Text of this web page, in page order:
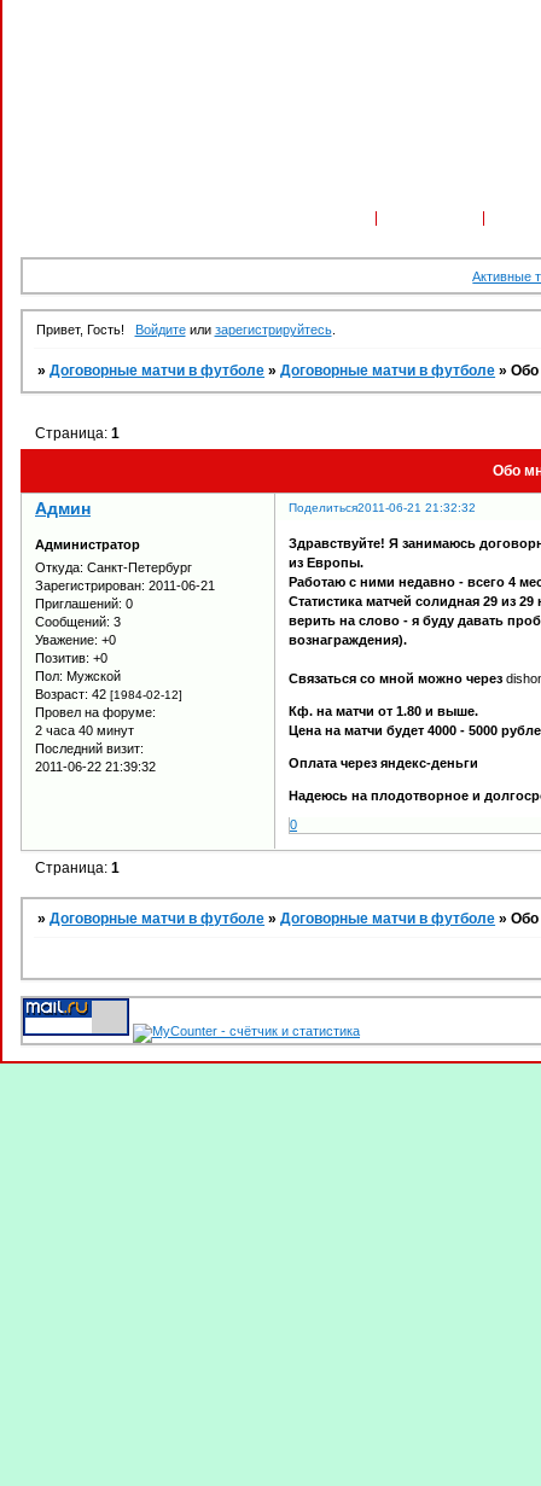
Активные
Привет, Гость! Войдитеили зарегистрируйтесь.
»Договорные матчи в футболе »Договорные матчи в футболе »
Обо
Страница:1
Поделиться2011-06-21 21:32:32
Админ
Администратор
Откуда: Санкт-Петербург
Зарегистрирован: 2011-06-21
Приглашений: 0
Сообщений: 3
Уважение: +0
Позитив: +0
Пол: Мужской
Возраст: 42 [1984-02-12]
Провел на форуме:
2 часа 40 минут
Последний визит:
2011-06-22 21:39:32
Здравствуйте! Я занимаюсь
из Европы.
Работаю с ними недавно - всего 4
Статистика матчей солидная 29 из
верить на слово - я буду давать
вознаграждения).
Связаться со мной можно через
Кф. на матчи от 1.80 и выше.
Цена на матчи будет 4000 - 5000
Оплата через яндекс-деньги
Надеюсь на плодотворное и
0
Страница:1
»Договорные матчи в футболе »Договорные матчи в футболе »